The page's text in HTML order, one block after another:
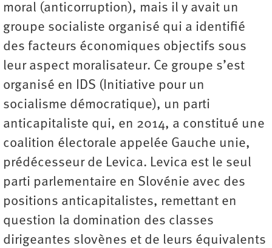
moral (anticorruption), mais il y avait un
groupe socialiste organisé qui a identifié
des facteurs économiques objectifs sous
leur aspect moralisateur. Ce groupe s’est
organisé en IDS (Initiative pour un
socialisme démocratique), un parti
anticapitaliste qui, en 2014, a constitué une
coalition électorale appelée Gauche unie,
prédécesseur de Levica. Levica est le seul
parti parlementaire en Slovénie avec des
positions anticapitalistes, remettant en
question la domination des classes
dirigeantes slovènes et de leurs équivalents